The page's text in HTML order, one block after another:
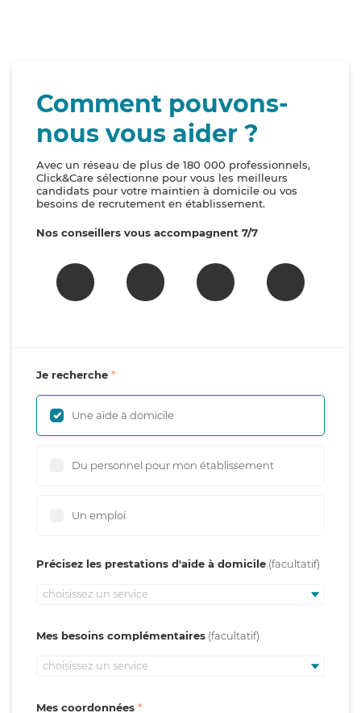
Comment pouvons-
nous vous aider ?
Avec un réseau de plus de 180 000 professionnels,
Click&Care sélectionne pour vous les meilleurs
candidats pour votre maintien à domicile ou vos
besoins de recrutement en établissement.
Nos conseillers vous accompagnent 7/7
Je recherche
Une aide à domicile
Du personnel pour mon établissement
Un emploi
Précisez les prestations d'aide à domicile
choisissez un service
Mes besoins complémentaires
choisissez un service
Mes coordonnées